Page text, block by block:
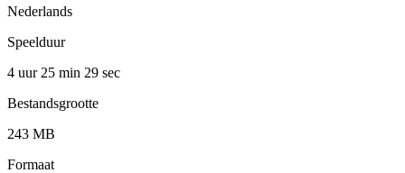
Nederlands
Speelduur
4 uur 25 min 29 sec
Bestandsgrootte
243 MB
Formaat